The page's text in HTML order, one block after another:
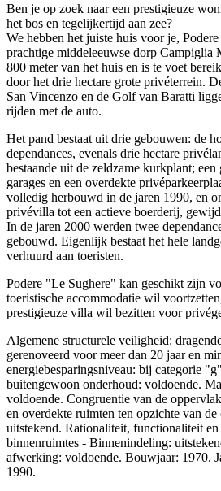
Ben je op zoek naar een prestigieuze
het bos en tegelijkertijd aan zee?
We hebben het juiste huis voor je,
prachtige middeleeuwse dorp Campiglia
800 meter van het huis en is te voet
door het drie hectare grote privéterrein.
San Vincenzo en de Golf van Baratti
rijden met de auto.
Het pand bestaat uit drie gebouwen: de
dependances, evenals drie hectare
bestaande uit de zeldzame kurkplant;
garages en een overdekte
volledig herbouwd in de jaren 1990, en
privévilla tot een actieve boerderij,
In de jaren 2000 werden twee
gebouwd. Eigenlijk bestaat het hele
verhuurd aan toeristen.
Podere "Le Sughere" kan geschikt zijn
toeristische accommodatie wil
prestigieuze villa wil bezitten voor
Algemene structurele veiligheid:
gerenoveerd voor meer dan 20 jaar en
energiebesparingsniveau: bij categorie
buitengewoon onderhoud: voldoende.
voldoende. Congruentie van de
en overdekte ruimten ten opzichte van
uitstekend. Rationaliteit, functionaliteit
binnenruimtes - Binnenindeling:
afwerking: voldoende. Bouwjaar: 1970.
1990.